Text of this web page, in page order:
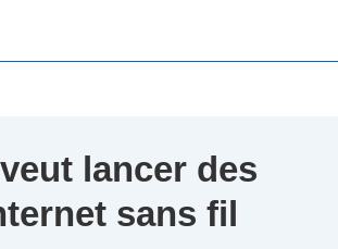
lancer des
sans fil